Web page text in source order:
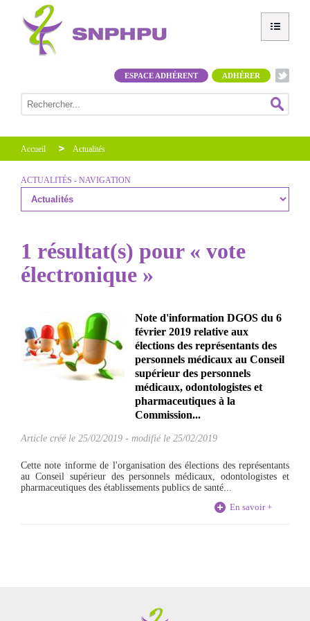
ADHÉRER
ESPACE ADHÉRENT
Accueil Actualités
ACTUALITÉS - NAVIGATION
1 résultat(s) pour « vote
électronique »
Note d'information DGOS du 6
février 2019 relative aux
élections des représentants des
personnels médicaux au Conseil
supérieur des personnels
médicaux, odontologistes et
pharmaceutiques à la
Commission...
Article créé le 25/02/2019 - modifié le 25/02/2019
Cette note informe de l'organisation des élections des représentants
au Conseil supérieur des personnels médicaux, odontologistes et
pharmaceutiques des établissements publics de santé...
En savoir +